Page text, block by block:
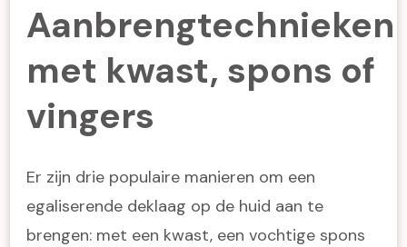
Aanbrengtechnieken
met kwast, spons of
vingers
Er zijn drie populaire manieren om een
egaliserende deklaag op de huid aan te
brengen: met een kwast, een vochtige spons